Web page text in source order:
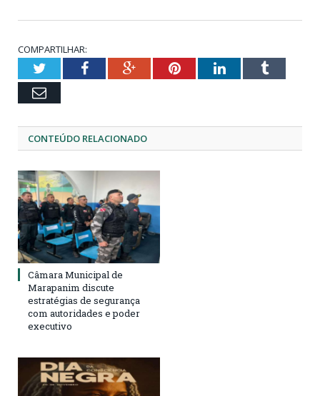
COMPARTILHAR:
TwitterFacebookGoogle+PinterestLinkedInTumblr
Email
CONTEÚDO RELACIONADO
Câmara Municipal de
Marapanim discute
estratégias de segurança
com autoridades e poder
executivo